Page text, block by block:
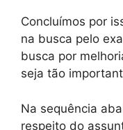
Concluímos por
na busca pelo
busca por
seja tão
Na sequência
respeito do